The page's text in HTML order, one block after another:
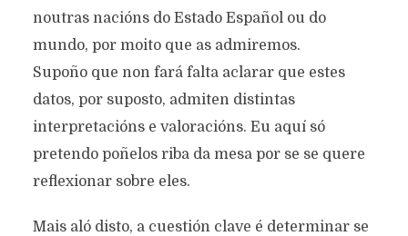
noutras nacións do Estado Español ou do
mundo, por moito que as admiremos.
Supoño que non fará falta aclarar que estes
datos, por suposto, admiten distintas
interpretacións e valoracións. Eu aquí só
pretendo poñelos riba da mesa por se se quere
reflexionar sobre eles.
Mais aló disto, a cuestión clave é determinar se